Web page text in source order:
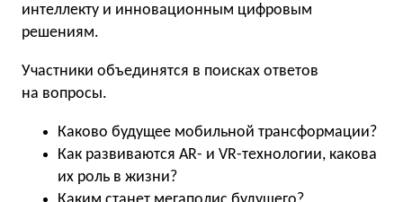
интеллекту и инновационным цифровым
решениям.
Участники объединятся в поисках ответов
на вопросы.
Каково будущее мобильной трансформации?
Как развиваются AR- и VR-технологии, какова
их роль в жизни?